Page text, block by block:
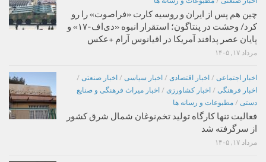
چین هم پس از ایران و روسیه کارت «فراصوت» را رو
کرد/ وحشت در پنتاگون؛ استقرار انبوه «دی‌اف‑۱۷» و
پایان عصر پدافند آمریکا در اقیانوس آرام +عکس
مرداد ۱۷, ۱۴۰۵
اخبار اجتماعی / اخبار اقتصادی / اخبار سیاسی / اخبار صنعتی /
اخبار فرهنگی / اخبار کشاورزی / اخبار میراث فرهنگی و صنایع
دستی / مطبوعات و رسانه ها
فعالیت تنها کارگاه تولید تخم‌نوغان شمال شرق کشور
از سرگرفته شد
مرداد ۱۷, ۱۴۰۵